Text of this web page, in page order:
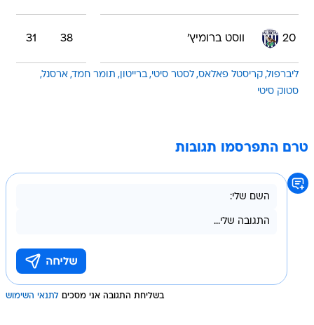
20 ווסט ברומיץ' 38
31
ליברפול קריסטל פאלאס לסטר סיטי ברייטון תומר חמד ארסנל
סטוק סיטי
טרם התפרסמו תגובות
בשליחת התגובה אני מסכים לתנאי השימוש